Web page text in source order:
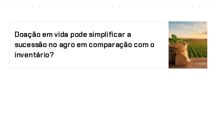
Doação em vida pode simplificar a
sucessão no agro em comparação com o
inventário?